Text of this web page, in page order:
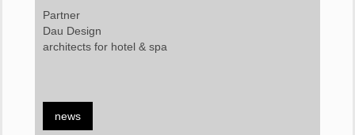
Partner
Dau Design
architects for hotel & spa
news